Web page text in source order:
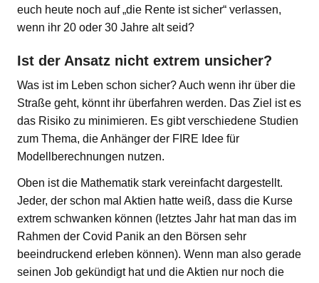
euch heute noch auf „die Rente ist sicher“ verlassen,
wenn ihr 20 oder 30 Jahre alt seid?
Ist der Ansatz nicht extrem unsicher?
Was ist im Leben schon sicher? Auch wenn ihr über die
Straße geht, könnt ihr überfahren werden. Das Ziel ist es
das Risiko zu minimieren. Es gibt verschiedene Studien
zum Thema, die Anhänger der FIRE Idee für
Modellberechnungen nutzen.
Oben ist die Mathematik stark vereinfacht dargestellt.
Jeder, der schon mal Aktien hatte weiß, dass die Kurse
extrem schwanken können (letztes Jahr hat man das im
Rahmen der Covid Panik an den Börsen sehr
beeindruckend erleben können). Wenn man also gerade
seinen Job gekündigt hat und die Aktien nur noch die